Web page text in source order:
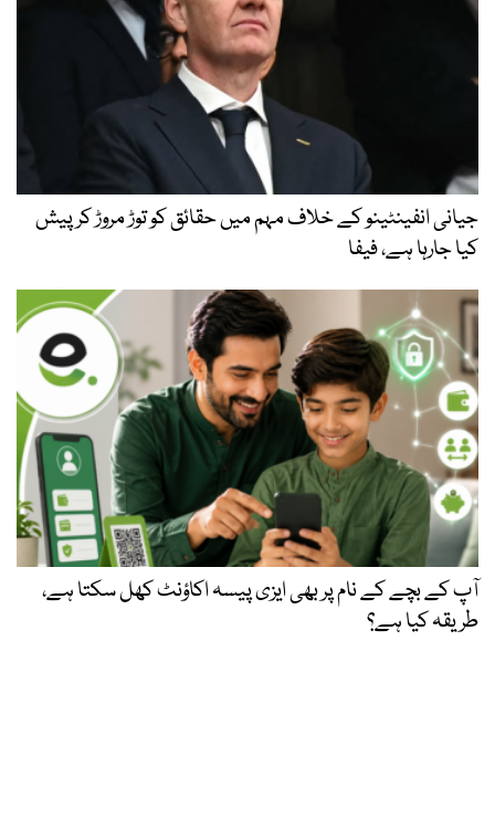
جیانی انفینٹینو کے خلاف مہم میں حقائق کو توڑ مروڑ کر پیش
کیا جارہا ہے، فیفا
آپ کے بچے کے نام پر بھی ایزی پیسہ اکاؤنٹ کھل سکتا ہے،
طریقہ کیا ہے؟